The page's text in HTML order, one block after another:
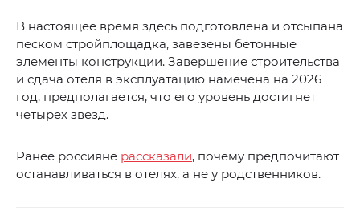
В настоящее время здесь подготовлена и отсыпана
песком стройплощадка, завезены бетонные
элементы конструкции. Завершение строительства
и сдача отеля в эксплуатацию намечена на 2026
год, предполагается, что его уровень достигнет
четырех звезд.
Ранее россияне рассказали, почему предпочитают
останавливаться в отелях, а не у родственников.